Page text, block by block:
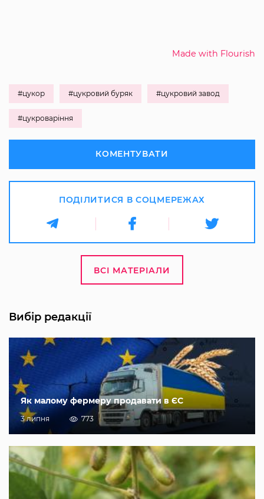
Made with Flourish
#цукор #цукровий буряк #цукровий завод
#цукроваріння
КОМЕНТУВАТИ
ПОДІЛИТИСЯ В СОЦМЕРЕЖАХ
ВСІ МАТЕРІАЛИ
Вибір редакції
Як малому фермеру продавати в ЄС
3 липня 773